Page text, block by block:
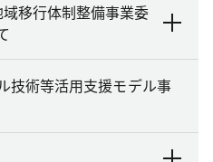
移行体制整備事業委
技術等活用支援モデル事